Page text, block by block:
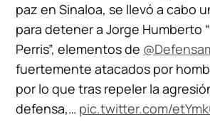
paz en Sinaloa, se llevó a cabo
para detener a Jorge Humberto
Perris”, elementos de
fuertemente atacados por
por lo que tras repeler la
defensa,… pic.twitter.com/